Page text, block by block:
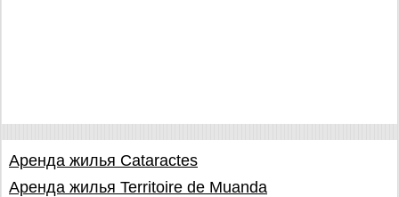
Аренда жилья Cataractes
Аренда жилья Territoire de Muanda